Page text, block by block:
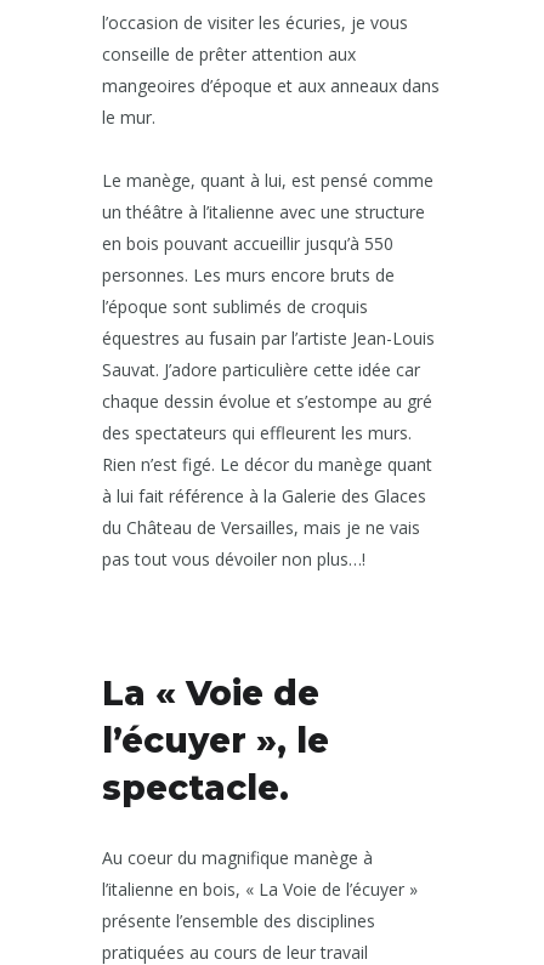
l’occasion de visiter les écuries, je vous
conseille de prêter attention aux
mangeoires d’époque et aux anneaux dans
le mur.
Le manège, quant à lui, est pensé comme
un théâtre à l’italienne avec une structure
en bois pouvant accueillir jusqu’à 550
personnes. Les murs encore bruts de
l’époque sont sublimés de croquis
équestres au fusain par l’artiste Jean-Louis
Sauvat. J’adore particulière cette idée car
chaque dessin évolue et s’estompe au gré
des spectateurs qui effleurent les murs.
Rien n’est figé. Le décor du manège quant
à lui fait référence à la Galerie des Glaces
du Château de Versailles, mais je ne vais
pas tout vous dévoiler non plus…!
La « Voie de
l’écuyer », le
spectacle.
Au coeur du magnifique manège à
l’italienne en bois, « La Voie de l’écuyer »
présente l’ensemble des disciplines
pratiquées au cours de leur travail